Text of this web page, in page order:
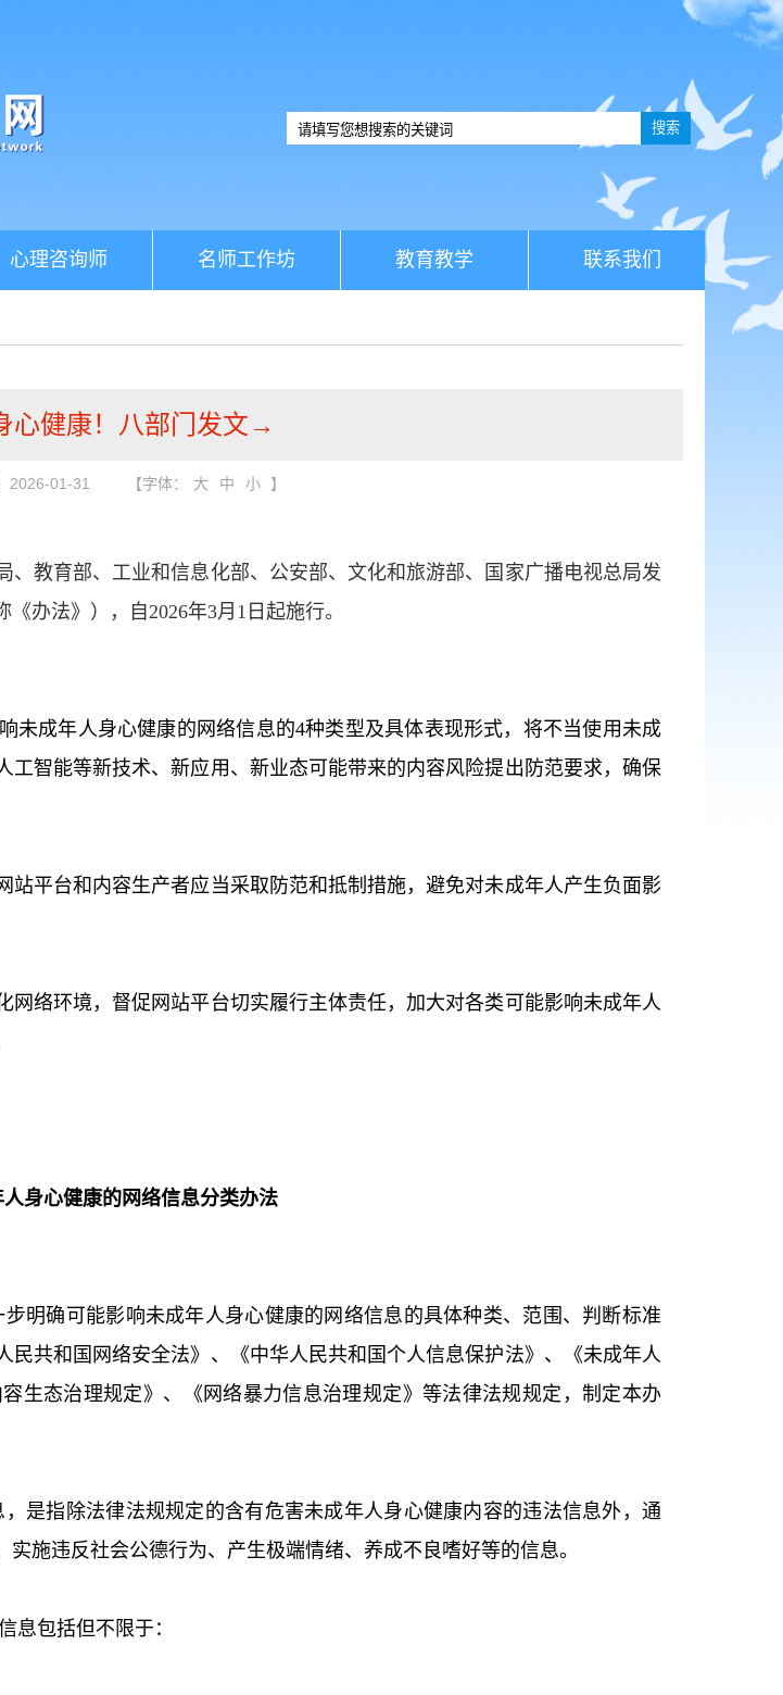
搜索
心理咨询师 名师工作坊 教育教学 联系我们
心健康！八部门发文→
2026-01-31 【字体： 大 中 小 】
教育部、工业和信息化部、公安部、文化和旅游部、国家广播电视总局发
办法》），自2026年3月1日起施行。
未成年人身心健康的网络信息的4种类型及具体表现形式，将不当使用未成
智能等新技术、新应用、新业态可能带来的内容风险提出防范要求，确保
站平台和内容生产者应当采取防范和抵制措施，避免对未成年人产生负面影
络环境，督促网站平台切实履行主体责任，加大对各类可能影响未成年人
身心健康的网络信息分类办法
明确可能影响未成年人身心健康的网络信息的具体种类、范围、判断标准
共和国网络安全法》、《中华人民共和国个人信息保护法》、《未成年人
生态治理规定》、《网络暴力信息治理规定》等法律法规规定，制定本办
是指除法律法规规定的含有危害未成年人身心健康内容的违法信息外，通
施违反社会公德行为、产生极端情绪、养成不良嗜好等的信息。
息包括但不限于：